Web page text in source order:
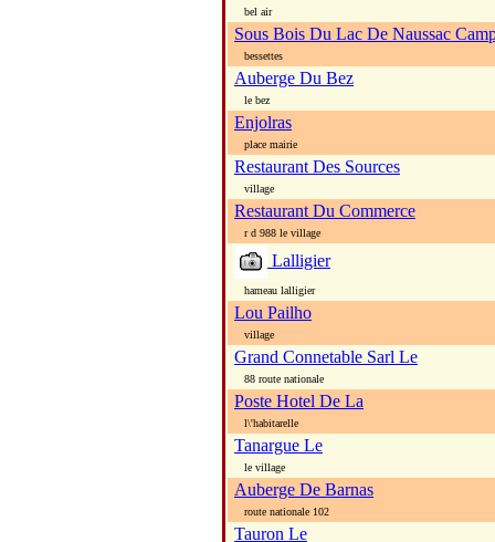
bel air
Sous Bois Du Lac De Naussac
bessettes
Auberge Du Bez
le bez
Enjolras
place mairie
Restaurant Des Sources
village
Restaurant Du Commerce
r d 988 le village
Lalligier
hameau lalligier
Lou Pailho
village
Grand Connetable Sarl Le
88 route nationale
Poste Hotel De La
l\'habitarelle
Tanargue Le
le village
Auberge De Barnas
route nationale 102
Tauron Le